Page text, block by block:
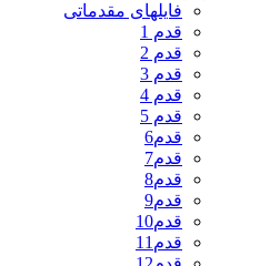
فایلهای مقدماتی
قدم 1
قدم 2
قدم 3
قدم 4
قدم 5
قدم6
قدم7
قدم8
قدم9
قدم10
قدم11